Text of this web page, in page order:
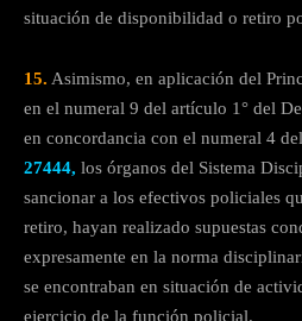
situación de disponibilidad o retiro
15. Asimismo, en aplicación del
en el numeral 9 del artículo 1° del
en concordancia con el numeral 4
27444, los órganos del Sistema
sancionar a los efectivos policiales
retiro, hayan realizado supuestas
expresamente en la norma
se encontraban en situación de
ejercicio de la función policial.